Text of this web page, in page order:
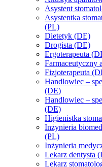
Asystent
Asystentka
(PL)
Dietetyk (DE)
Drogista (DE)
Ergoterapeuta
Farmaceutyczny
Fizjoterapeuta
Handlowiec –
(DE)
Handlowiec –
(DE)
Higienistka
Inżynieria
(PL)
Inżynieria
Lekarz dentysta
Lekarz